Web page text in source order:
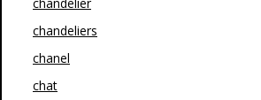
chandeliers
chanel
chat